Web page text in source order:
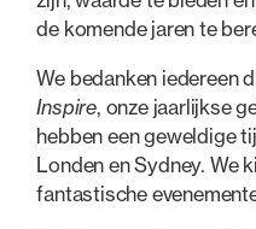
de komende jaren te
We bedanken iedereen
Inspire, onze jaarlijkse
hebben een geweldige
Londen en Sydney. We
fantastische